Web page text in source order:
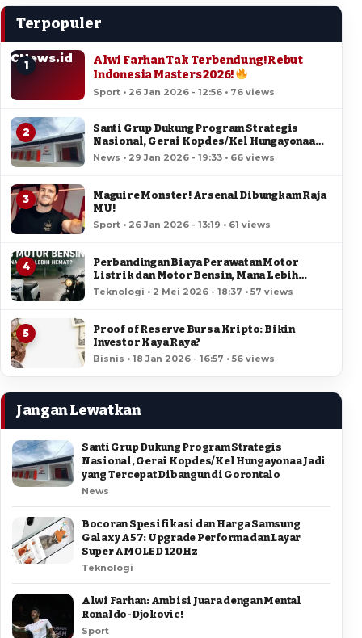
Terpopuler
CNews.id
1
Alwi Farhan Tak Terbendung! Rebut
Indonesia Masters 2026!
Sport • 26 Jan 2026 - 12:56 • 76 views
2
Santi Grup Dukung Program Strategis
Nasional, Gerai Kopdes/Kel Hungayonaa
Jadi yang Tercepat Dibangun di Gorontalo
News • 29 Jan 2026 - 19:33 • 66 views
3
Maguire Monster! Arsenal Dibungkam Raja
MU!
Sport • 26 Jan 2026 - 13:19 • 61 views
4
Perbandingan Biaya Perawatan Motor
Listrik dan Motor Bensin, Mana Lebih
Hemat?
Teknologi • 2 Mei 2026 - 18:37 • 57 views
5
Proof of Reserve Bursa Kripto: Bikin
Investor Kaya Raya?
Bisnis • 18 Jan 2026 - 16:57 • 56 views
Jangan Lewatkan
Santi Grup Dukung Program Strategis
Nasional, Gerai Kopdes/Kel Hungayonaa Jadi
yang Tercepat Dibangun di Gorontalo
News
Bocoran Spesifikasi dan Harga Samsung
Galaxy A57: Upgrade Performa dan Layar
Super AMOLED 120Hz
Teknologi
Alwi Farhan: Ambisi Juara dengan Mental
Ronaldo-Djokovic!
Sport